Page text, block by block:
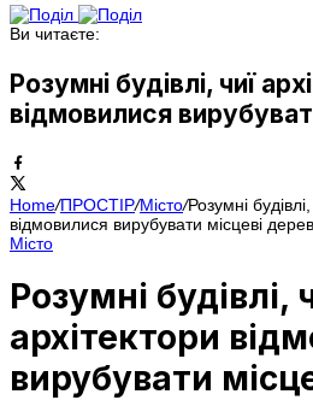
Ви читаєте:
Розумні будівлі, чиї
відмовилися
Home/ПРОСТІР/Місто/Розумні
відмовилися вирубувати місцеві
Місто
Розумні будівлі,
архітектори
вирубувати